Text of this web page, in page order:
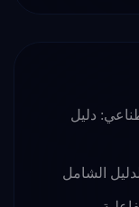
دليل
الشامل